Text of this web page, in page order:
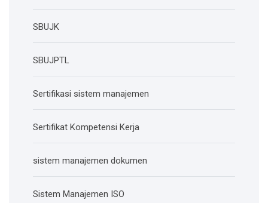
SBUJK
SBUJPTL
Sertifikasi sistem manajemen
Sertifikat Kompetensi Kerja
sistem manajemen dokumen
Sistem Manajemen ISO